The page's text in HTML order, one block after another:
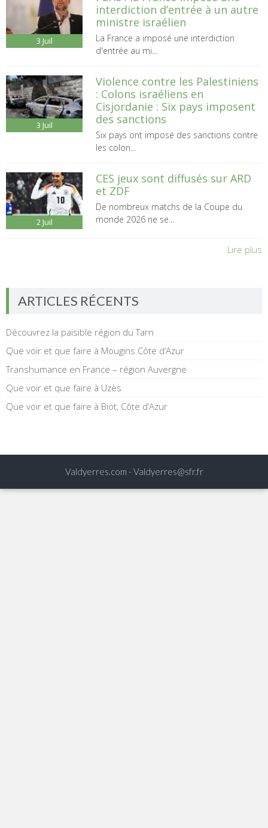
3 Juil
interdiction d’entrée à un autre
ministre israélien
La France a imposé une interdiction
d'entrée au mi...
3 Juil
Violence contre les Palestiniens
: Colons israéliens en
Cisjordanie : Six pays imposent
des sanctions
Six pays ont imposé des sanctions contre
les colon...
2 Juil
CES jeux sont diffusés sur ARD
et ZDF
De nombreux matchs de la Coupe du
monde 2026 ne se...
Lire plus
ARTICLES RÉCENTS
Découvrez la paisible région du Tarn
Que voir et que faire à Mougins Côte d’Azur
Transhumance en France – région Auvergne
Que voir et que faire à Uzès
Que voir et que faire à Biot, Côte d’Azur
Valdyerres.com -Valdyerres@sfr.fr